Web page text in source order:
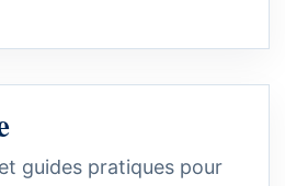
guides pratiques pour